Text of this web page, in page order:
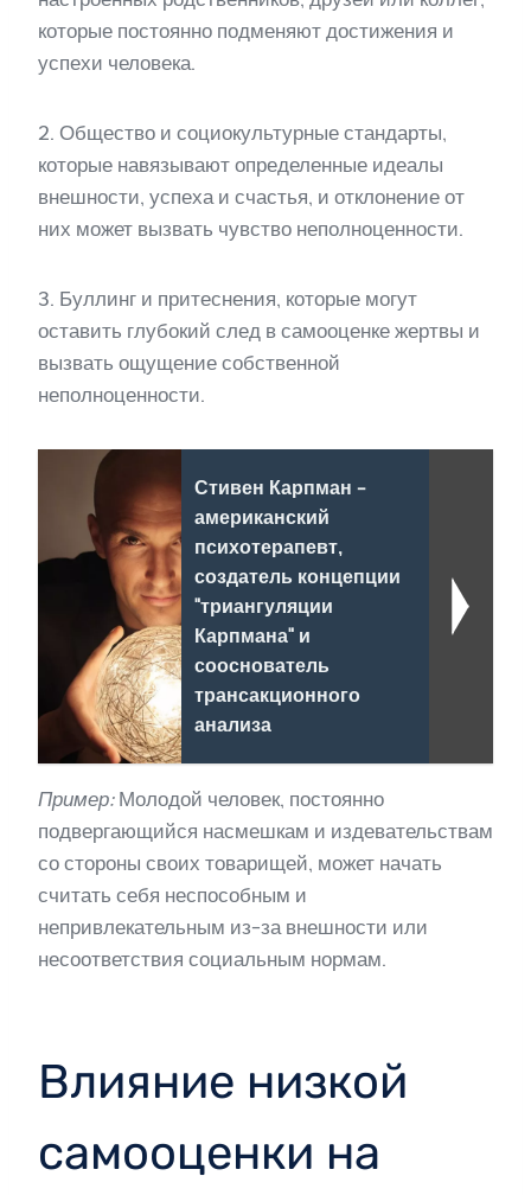
которые постоянно подменяют достижения и
успехи человека.
2. Общество и социокультурные стандарты,
которые навязывают определенные идеалы
внешности, успеха и счастья, и отклонение от
них может вызвать чувство неполноценности.
3. Буллинг и притеснения, которые могут
оставить глубокий след в самооценке жертвы и
вызвать ощущение собственной
неполноценности.
Стивен Карпман -
американский
психотерапевт,
создатель концепции
"триангуляции
Карпмана" и
сооснователь
трансакционного
анализа
Пример:Молодой человек, постоянно
подвергающийся насмешкам и издевательствам
со стороны своих товарищей, может начать
считать себя неспособным и
непривлекательным из-за внешности или
несоответствия социальным нормам.
Влияние низкой
самооценки на